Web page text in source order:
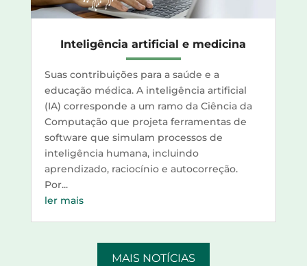
Inteligência artificial e medicina
Suas contribuições para a saúde e a
educação médica. A inteligência artificial
(IA) corresponde a um ramo da Ciência da
Computação que projeta ferramentas de
software que simulam processos de
inteligência humana, incluindo
aprendizado, raciocínio e autocorreção.
Por...
ler mais
MAIS NOTÍCIAS